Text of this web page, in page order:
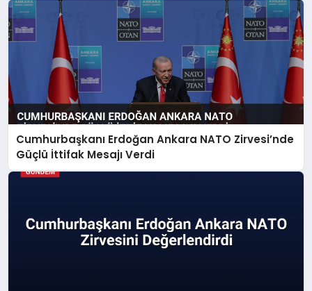
Cumhurbaşkanı Erdoğan Ankara NATO Zirvesi’nde
Güçlü İttifak Mesajı Verdi